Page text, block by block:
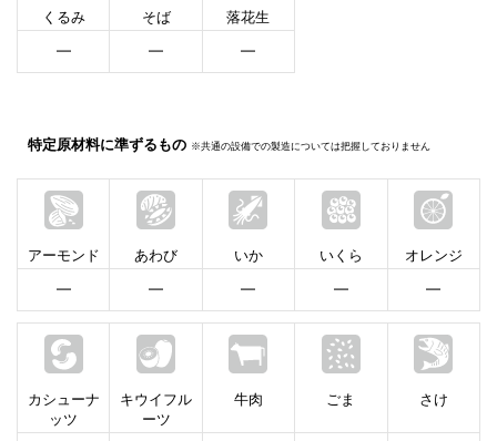
くるみ
━
そば
━
落花生
━
特定原材料に準ずるもの ※共通の設備での製造については把握しておりません
アーモンド
━
あわび
━
いか
━
いくら
━
オレンジ
━
カシューナ
ッツ
キウイフル
ーツ
牛肉 ごま さけ